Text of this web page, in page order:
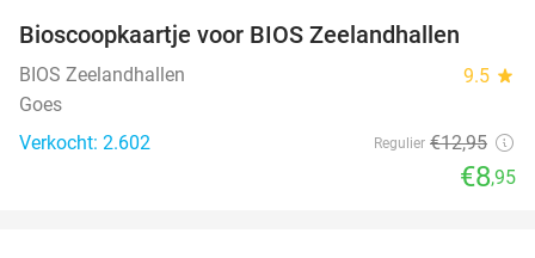
Bioscoopkaartje voor BIOS Zeelandhallen
BIOS Zeelandhallen 9.5 star
Goes
Verkocht: 2.602
Regulier €12,95
€8,95